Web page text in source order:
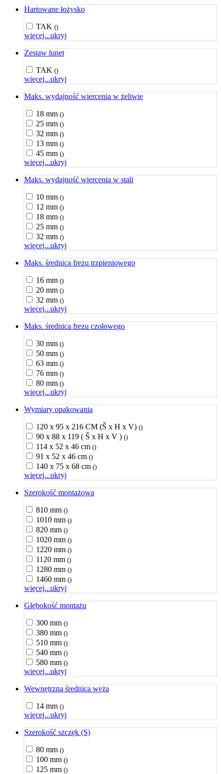
Hartowane łożysko
TAK ()
więcej...ukryj
Zestaw lunet
TAK ()
więcej...ukryj
Maks. wydajność wiercenia w żeliwie
18 mm ()
25 mm ()
32 mm ()
13 mm ()
45 mm ()
więcej...ukryj
Maks. wydajność wiercenia w stali
10 mm ()
12 mm ()
18 mm ()
25 mm ()
32 mm ()
więcej...ukryj
Maks. średnica frezu trzpieniowego
16 mm ()
20 mm ()
32 mm ()
więcej...ukryj
Maks. średnica frezu czołowego
30 mm ()
50 mm ()
63 mm ()
76 mm ()
80 mm ()
więcej...ukryj
Wymiary opakowania
120 x 95 x 216 CM (Š x H x V) ()
90 x 88 x 119 ( Š x H x V ) ()
114 x 52 x 46 cm ()
91 x 52 x 46 cm ()
140 x 75 x 68 cm ()
więcej...ukryj
Szerokość montażowa
810 mm ()
1010 mm ()
820 mm ()
1020 mm ()
1220 mm ()
1120 mm ()
1280 mm ()
1460 mm ()
więcej...ukryj
Głębokość montażu
300 mm ()
380 mm ()
510 mm ()
540 mm ()
580 mm ()
więcej...ukryj
Wewnętrzna średnica węża
14 mm ()
więcej...ukryj
Szerokość szczęk (S)
80 mm ()
100 mm ()
125 mm ()